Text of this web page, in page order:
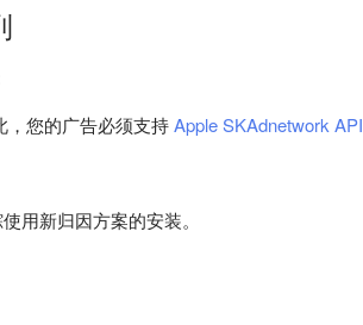
，您的广告必须支持Apple SKAdnetwork API
用新归因方案的安装。